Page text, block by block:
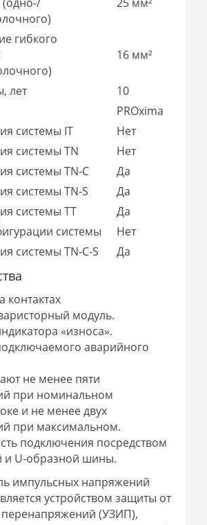
гибкого
16 мм²
лет
10
PROxima
системы IT
Нет
системы TN
Нет
системы TN-C
Да
системы TN-S
Да
системы ТТ
Да
системы
Нет
системы TN-C-S
Да
контактах
модуль.
«износа».
аварийного
не менее пяти
при номинальном
и не менее двух
при максимальном.
подключения посредством
и U-образной шины.
импульсных напряжений
устройством защиты от
(УЗИП),